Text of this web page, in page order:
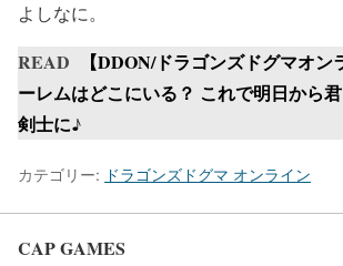
よしなに。
READ
【DDON/ドラゴンズドグマオ
ーレムはどこにいる？ これで明日から
剣士に♪
カテゴリー: ドラゴンズドグマ オンライン
CAP GAMES